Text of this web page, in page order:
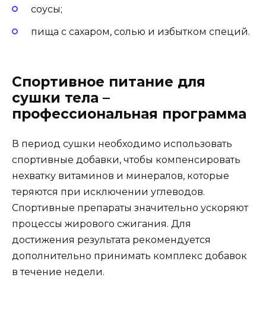
соусы;
пища с сахаром, солью и избытком специй.
Спортивное питание для
сушки тела –
профессиональная программа
В период сушки необходимо использовать
спортивные добавки, чтобы компенсировать
нехватку витаминов и минералов, которые
теряются при исключении углеводов.
Спортивные препараты значительно ускоряют
процессы жирового сжигания. Для
достижения результата рекомендуется
дополнительно принимать комплекс добавок
в течение недели.